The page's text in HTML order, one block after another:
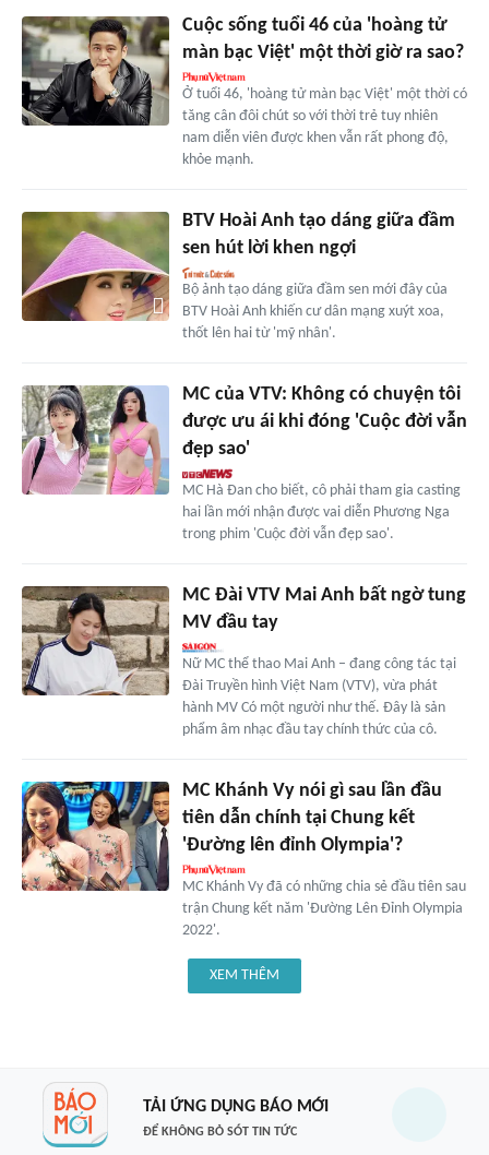
Cuộc sống tuổi 46 của 'hoàng tử
màn bạc Việt' một thời giờ ra sao?
Ở tuổi 46, 'hoàng tử màn bạc Việt' một thời có
tăng cân đôi chút so với thời trẻ tuy nhiên
nam diễn viên được khen vẫn rất phong độ,
khỏe mạnh.
BTV Hoài Anh tạo dáng giữa đầm
sen hút lời khen ngợi
Bộ ảnh tạo dáng giữa đầm sen mới đây của
BTV Hoài Anh khiến cư dân mạng xuýt xoa,
thốt lên hai từ 'mỹ nhân'.
MC của VTV: Không có chuyện tôi
được ưu ái khi đóng 'Cuộc đời vẫn
đẹp sao'
MC Hà Đan cho biết, cô phải tham gia casting
hai lần mới nhận được vai diễn Phương Nga
trong phim 'Cuộc đời vẫn đẹp sao'.
MC Đài VTV Mai Anh bất ngờ tung
MV đầu tay
Nữ MC thể thao Mai Anh – đang công tác tại
Đài Truyền hình Việt Nam (VTV), vừa phát
hành MV Có một người như thế. Đây là sản
phẩm âm nhạc đầu tay chính thức của cô.
MC Khánh Vy nói gì sau lần đầu
tiên dẫn chính tại Chung kết
'Đường lên đỉnh Olympia'?
MC Khánh Vy đã có những chia sẻ đầu tiên sau
trận Chung kết năm 'Đường Lên Đỉnh Olympia
2022'.
XEM THÊM
TẢI ỨNG DỤNG BÁO MỚI
ĐỂ KHÔNG BỎ SÓT TIN TỨC